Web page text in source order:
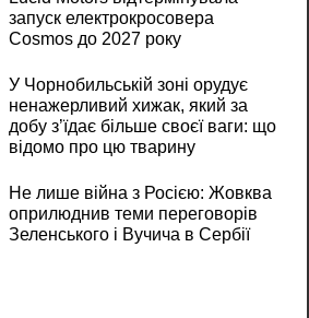
запуск електрокросовера
Cosmos до 2027 року
У Чорнобильській зоні орудує
ненажерливий хижак, який за
добу з’їдає більше своєї ваги: що
відомо про цю тварину
Не лише війна з Росією: Жовква
оприлюднив теми переговорів
Зеленського і Вучича в Сербії